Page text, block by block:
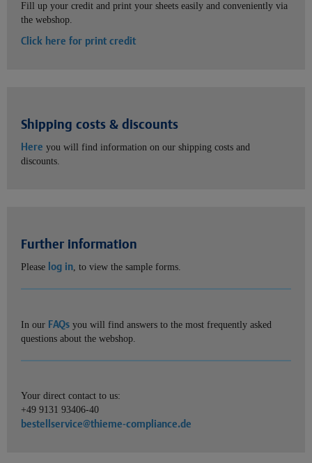
Fill up your credit and print your sheets easily and conveniently via
the webshop.
Click here for print credit
Shipping costs & discounts
Here you will find information on our shipping costs and
discounts.
Further information
Please log in, to view the sample forms.
In our FAQs you will find answers to the most frequently asked
questions about the webshop.
Your direct contact to us:
+49 9131 93406-40
bestellservice@thieme-compliance.de